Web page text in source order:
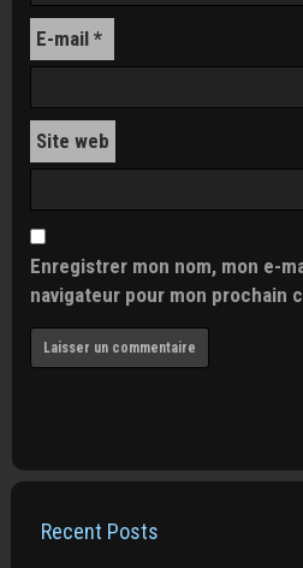
E-mail *
Site web
Enregistrer mon nom, mon e-
navigateur pour mon prochain
Recent Posts